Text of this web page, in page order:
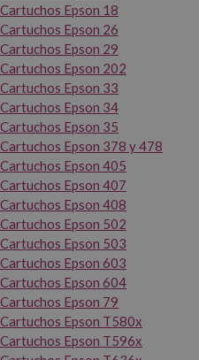
Cartuchos Epson 18
Cartuchos Epson 26
Cartuchos Epson 29
Cartuchos Epson 202
Cartuchos Epson 33
Cartuchos Epson 34
Cartuchos Epson 35
Cartuchos Epson 378 y 478
Cartuchos Epson 405
Cartuchos Epson 407
Cartuchos Epson 408
Cartuchos Epson 502
Cartuchos Epson 503
Cartuchos Epson 603
Cartuchos Epson 604
Cartuchos Epson 79
Cartuchos Epson T580x
Cartuchos Epson T596x